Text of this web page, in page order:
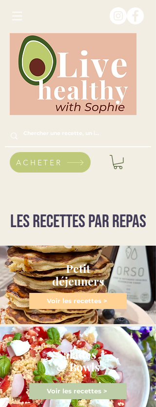
ACHETER
LES RECETTES PAR REPAS
Petit
déjeuners
Voir les recettes >
Voir les recettes >
Salades
& Bowls